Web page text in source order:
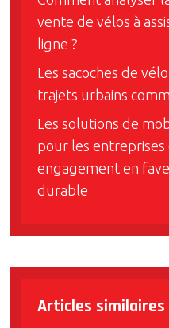
vente de vélos à
ligne ?
Les sacoches de
trajets urbains
Les solutions de
pour les entreprises
engagement en
durable
Articles similaires